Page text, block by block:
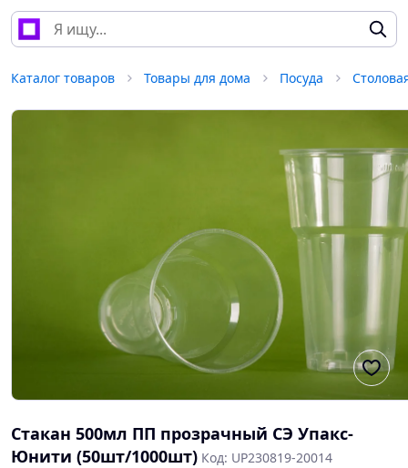
Каталог товаров Товары для дома Посуда
Стакан 500мл ПП прозрачный СЭ Упакс-
Юнити (50шт/1000шт) Код: UP230819-20014